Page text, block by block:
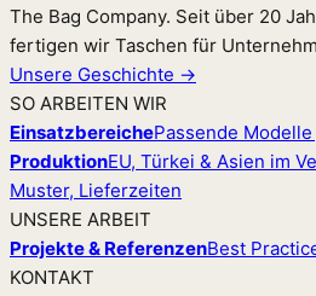
The Bag Company. Seit über 20
fertigen wir Taschen für
Unsere Geschichte →
SO ARBEITEN WIR
EinsatzbereichePassende
ProduktionEU, Türkei & Asien im
Muster, Lieferzeiten
UNSERE ARBEIT
Projekte & ReferenzenBest
KONTAKT